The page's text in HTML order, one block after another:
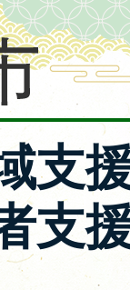
支
支